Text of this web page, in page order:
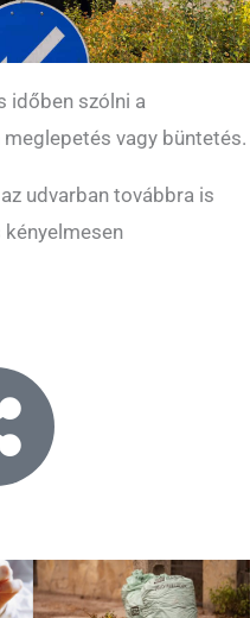
időben szólni a
vagy büntetés.
udvarban továbbra is
kényelmesen